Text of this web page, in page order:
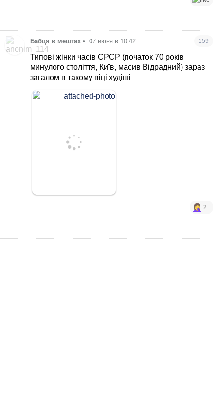
Бабця в мештах • 07 июня в 10:42 159
Типові жінки часів СРСР (початок 70 років
минулого століття, Київ, масив Відрадний) зараз
загалом в такому віці худіші
2